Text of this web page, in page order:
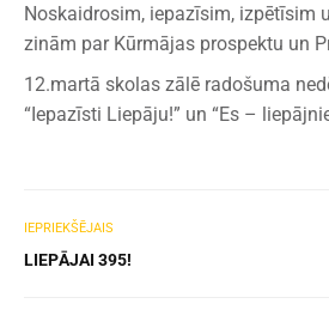
Noskaidrosim, iepazīsim, izpētīsim
zinām par Kūrmājas prospektu un
12.martā skolas zālē radošuma
“Iepazīsti Liepāju!” un “Es –
IEPRIEKŠĒJAIS
LIEPĀJAI 395!